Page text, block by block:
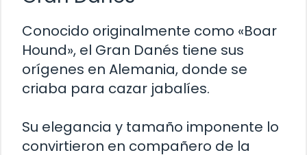
Conocido originalmente como «Boar
Hound», el Gran Danés tiene sus
orígenes en Alemania, donde se
criaba para cazar jabalíes.
Su elegancia y tamaño imponente lo
convirtieron en compañero de la